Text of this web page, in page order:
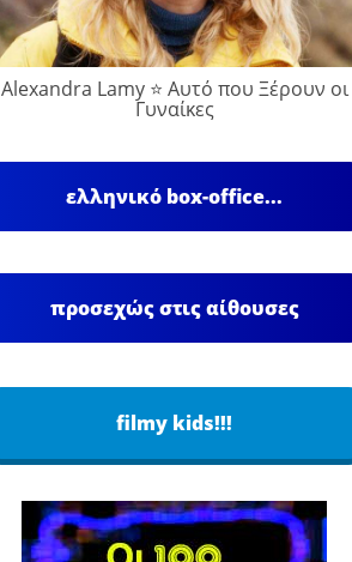
Alexandra Lamy ⭐ Αυτό που Ξέρουν οι
Γυναίκες
ελληνικό box-office...
προσεχώς στις αίθουσες
filmy kids!!!